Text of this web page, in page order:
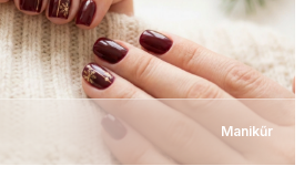
Manikűr